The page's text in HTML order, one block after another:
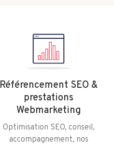
Référencement SEO &
prestations
Webmarketing
Optimisation SEO, conseil,
accompagnement, nos